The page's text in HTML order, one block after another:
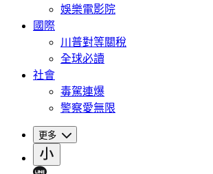
娛樂電影院
國際
川普對等關稅
全球必讀
社會
毒駕連爆
警察愛無限
更多